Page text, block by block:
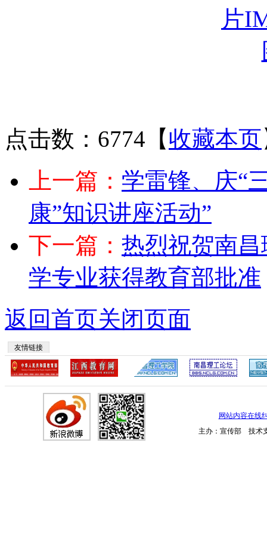
点击数：6774 【收藏本页
上一篇： 学雷锋、庆“
康”知识讲座活动”
下一篇： 热烈祝贺南
学专业获得教育部批准
返回首页关闭页面
友情链接
网站内容在线
主办：宣传部 技术